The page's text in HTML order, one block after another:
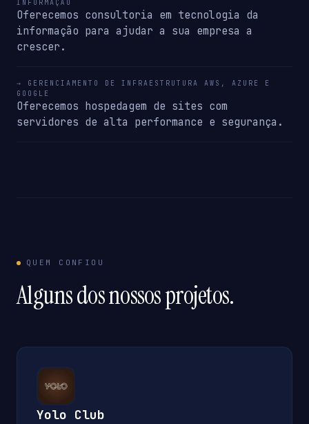
INFORMAÇÃO
Oferecemos consultoria em tecnologia da
informação para ajudar a sua empresa a
crescer.
→ GERENCIAMENTO DE INFRAESTRUTURA AWS, AZURE E
GOOGLE
Oferecemos hospedagem de sites com
servidores de alta performance e segurança.
QUEM CONFIOU
Alguns dos nossos projetos.
Yolo Club